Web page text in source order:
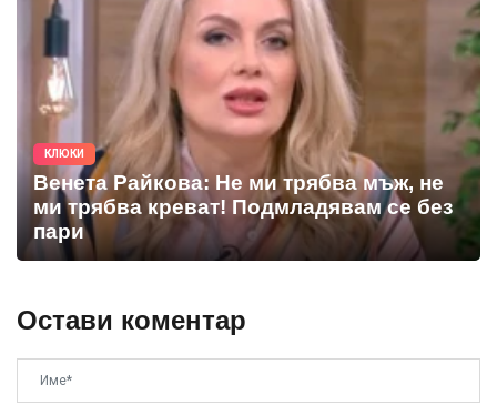
КЛЮКИ
Венета Райкова: Не ми трябва мъж, не
ми трябва креват! Подмладявам се без
пари
Остави коментар